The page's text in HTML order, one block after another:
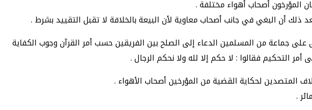
المؤرخون أصحاب أهواء مختلفة .
ذلك أن البغي في جانب أصحاب معاوية لأن البيعة بالخلافة لا تقبل التقييد بشرط .
جماعة من المسلمين الدعاء إلى الصلح بين الفريقين حسب أمر القرآن وجوب الكفاية
التحكيم فقالوا : لا حكم إلا لله ولا نحكم الرجال .
المتصدين لحكاية القضية من المؤرخين أصحاب الأهواء .
.